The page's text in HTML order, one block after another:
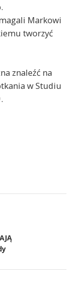
Markowi
tworzyć
znaleźć na
w Studiu